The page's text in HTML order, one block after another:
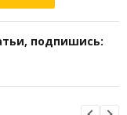
подпишись: